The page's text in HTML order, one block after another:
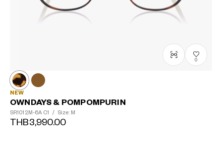
0
NEW
OWNDAYS & POMPOMPURIN
SR1012M-6A C1 / Size: M
THB3,990.00